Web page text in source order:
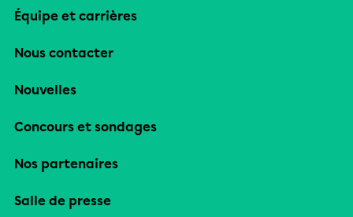
Équipe et carrières
Nous contacter
Nouvelles
Concours et sondages
Nos partenaires
Salle de presse